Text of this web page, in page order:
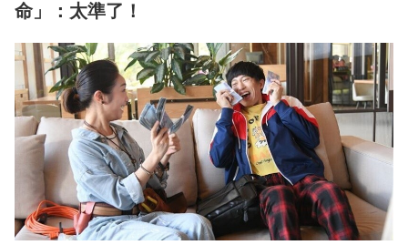
命」：太準了！